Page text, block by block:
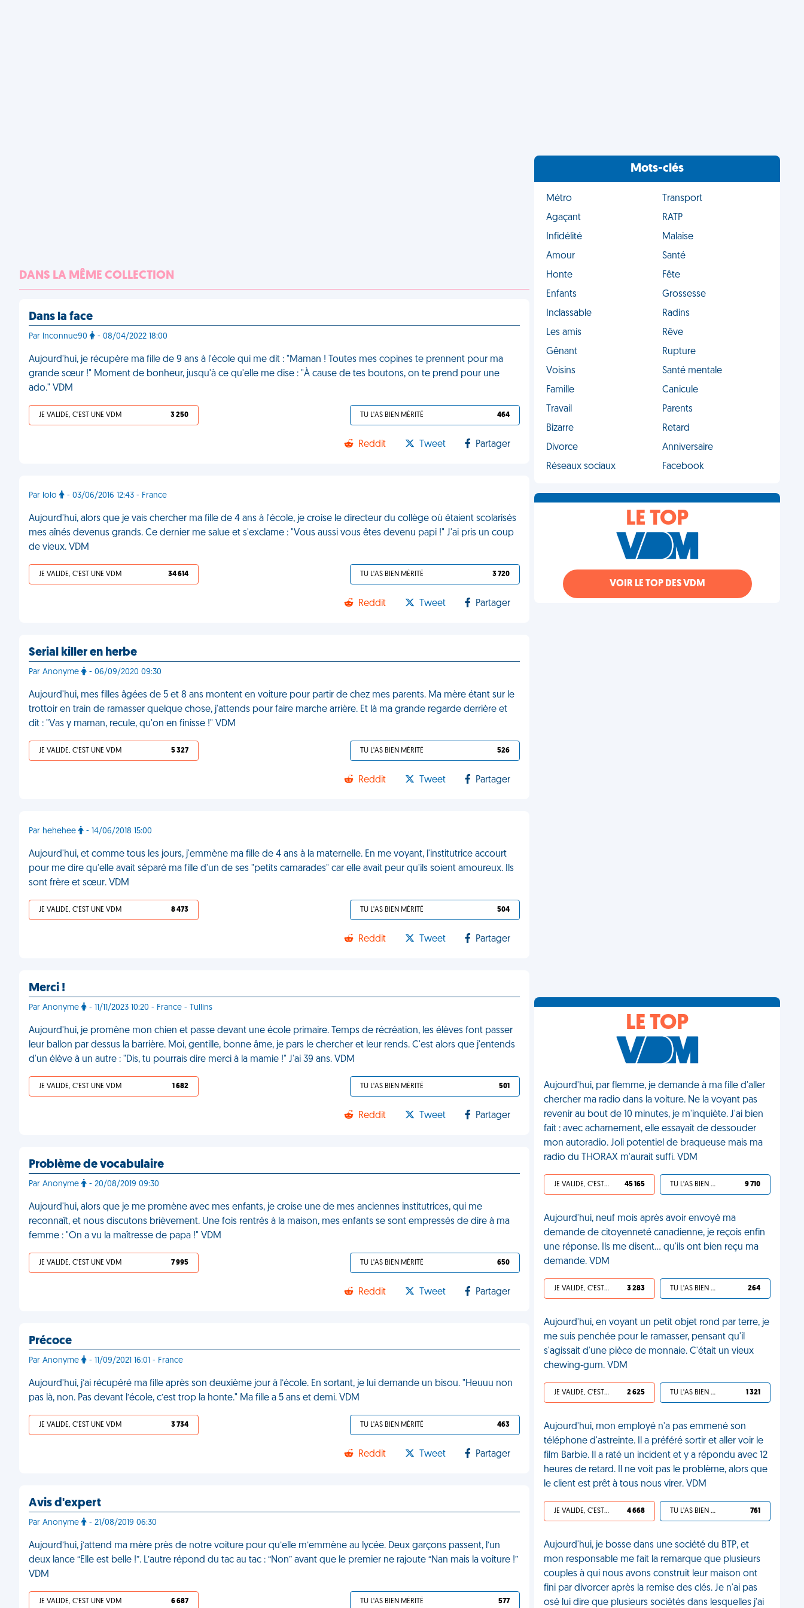
DANS LA MÊME COLLECTION
Dans la face
Par Inconnue90 - 08/04/2022 18:00
Aujourd'hui, je récupère ma fille de 9 ans à l'école qui me dit : "Maman ! Toutes mes copines te prennent pour ma
grande sœur !" Moment de bonheur, jusqu'à ce qu'elle me dise : "À cause de tes boutons, on te prend pour une
ado." VDM
JE VALIDE, C'EST UNE VDM 3 250 TU L'AS BIEN MÉRITÉ 464
Reddit Tweet Partager
Par lolo - 03/06/2016 12:43 - France
Aujourd'hui, alors que je vais chercher ma fille de 4 ans à l'école, je croise le directeur du collège où étaient scolarisés
mes aînés devenus grands. Ce dernier me salue et s'exclame : "Vous aussi vous êtes devenu papi !" J'ai pris un coup
de vieux. VDM
JE VALIDE, C'EST UNE VDM 34 614 TU L'AS BIEN MÉRITÉ 3 720
Reddit Tweet Partager
Serial killer en herbe
Par Anonyme - 06/09/2020 09:30
Aujourd'hui, mes filles âgées de 5 et 8 ans montent en voiture pour partir de chez mes parents. Ma mère étant sur le
trottoir en train de ramasser quelque chose, j'attends pour faire marche arrière. Et là ma grande regarde derrière et
dit : "Vas y maman, recule, qu'on en finisse !" VDM
JE VALIDE, C'EST UNE VDM 5 327 TU L'AS BIEN MÉRITÉ 526
Reddit Tweet Partager
Par hehehee - 14/06/2018 15:00
Aujourd'hui, et comme tous les jours, j'emmène ma fille de 4 ans à la maternelle. En me voyant, l'institutrice accourt
pour me dire qu'elle avait séparé ma fille d'un de ses "petits camarades" car elle avait peur qu'ils soient amoureux. Ils
sont frère et sœur. VDM
JE VALIDE, C'EST UNE VDM 8 473 TU L'AS BIEN MÉRITÉ 504
Reddit Tweet Partager
Merci !
Par Anonyme - 11/11/2023 10:20 - France - Tullins
Aujourd'hui, je promène mon chien et passe devant une école primaire. Temps de récréation, les élèves font passer
leur ballon par dessus la barrière. Moi, gentille, bonne âme, je pars le chercher et leur rends. C'est alors que j'entends
d'un élève à un autre : "Dis, tu pourrais dire merci à la mamie !" J'ai 39 ans. VDM
JE VALIDE, C'EST UNE VDM 1 682 TU L'AS BIEN MÉRITÉ 501
Reddit Tweet Partager
Problème de vocabulaire
Par Anonyme - 20/08/2019 09:30
Aujourd'hui, alors que je me promène avec mes enfants, je croise une de mes anciennes institutrices, qui me
reconnaît, et nous discutons brièvement. Une fois rentrés à la maison, mes enfants se sont empressés de dire à ma
femme : "On a vu la maîtresse de papa !" VDM
JE VALIDE, C'EST UNE VDM 7 995 TU L'AS BIEN MÉRITÉ 650
Reddit Tweet Partager
Précoce
Par Anonyme - 11/09/2021 16:01 - France
Aujourd'hui, j’ai récupéré ma fille après son deuxième jour à l’école. En sortant, je lui demande un bisou. "Heuuu non
pas là, non. Pas devant l’école, c’est trop la honte." Ma fille a 5 ans et demi. VDM
JE VALIDE, C'EST UNE VDM 3 734 TU L'AS BIEN MÉRITÉ 463
Reddit Tweet Partager
Avis d'expert
Par Anonyme - 21/08/2019 06:30
Aujourd’hui, j’attend ma mère près de notre voiture pour qu’elle m’emmène au lycée. Deux garçons passent, l’un
deux lance “Elle est belle !”. L’autre répond du tac au tac : “Non” avant que le premier ne rajoute “Nan mais la voiture !”
VDM
JE VALIDE, C'EST UNE VDM 6 687 TU L'AS BIEN MÉRITÉ 577
Mots-clés
Métro
Transport
Agaçant
RATP
Infidélité
Malaise
Amour
Santé
Honte
Fête
Enfants
Grossesse
Inclassable
Radins
Les amis
Rêve
Gênant
Rupture
Voisins
Santé mentale
Famille
Canicule
Travail
Parents
Bizarre
Retard
Divorce
Anniversaire
Réseaux sociaux
Facebook
LE TOP
VOIR LE TOP DES VDM
LE TOP
Aujourd'hui, par flemme, je demande à ma fille d'aller
chercher ma radio dans la voiture. Ne la voyant pas
revenir au bout de 10 minutes, je m'inquiète. J'ai bien
fait : avec acharnement, elle essayait de dessouder
mon autoradio. Joli potentiel de braqueuse mais ma
radio du THORAX m'aurait suffi. VDM
JE VALIDE, C'EST UNE VDM 45 165 TU L'AS BIEN MÉRITÉ 9 710
Aujourd'hui, neuf mois après avoir envoyé ma
demande de citoyenneté canadienne, je reçois enfin
une réponse. Ils me disent… qu'ils ont bien reçu ma
demande. VDM
JE VALIDE, C'EST UNE VDM 3 283 TU L'AS BIEN MÉRITÉ 264
Aujourd'hui, en voyant un petit objet rond par terre, je
me suis penchée pour le ramasser, pensant qu'il
s'agissait d'une pièce de monnaie. C'était un vieux
chewing-gum. VDM
JE VALIDE, C'EST UNE VDM 2 625 TU L'AS BIEN MÉRITÉ 1 321
Aujourd'hui, mon employé n'a pas emmené son
téléphone d'astreinte. Il a préféré sortir et aller voir le
film Barbie. Il a raté un incident et y a répondu avec 12
heures de retard. Il ne voit pas le problème, alors que
le client est prêt à tous nous virer. VDM
JE VALIDE, C'EST UNE VDM 4 668 TU L'AS BIEN MÉRITÉ 761
Aujourd'hui, je bosse dans une société du BTP, et
mon responsable me fait la remarque que plusieurs
couples à qui nous avons construit leur maison ont
fini par divorcer après la remise des clés. Je n'ai pas
osé lui dire que plusieurs sociétés dans lesquelles j'ai